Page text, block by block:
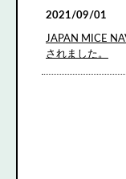
2021/09/01
JAPAN MICE
されました。